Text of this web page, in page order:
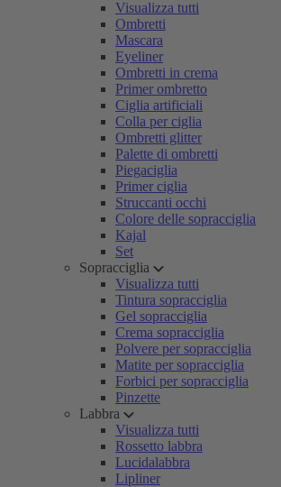
Visualizza tutti
Ombretti
Mascara
Eyeliner
Ombretti in crema
Primer ombretto
Ciglia artificiali
Colla per ciglia
Ombretti glitter
Palette di ombretti
Piegaciglia
Primer ciglia
Struccanti occhi
Colore delle sopracciglia
Kajal
Set
Sopracciglia
Visualizza tutti
Tintura sopracciglia
Gel sopracciglia
Crema sopracciglia
Polvere per sopracciglia
Matite per sopracciglia
Forbici per sopracciglia
Pinzette
Labbra
Visualizza tutti
Rossetto labbra
Lucidalabbra
Lipliner